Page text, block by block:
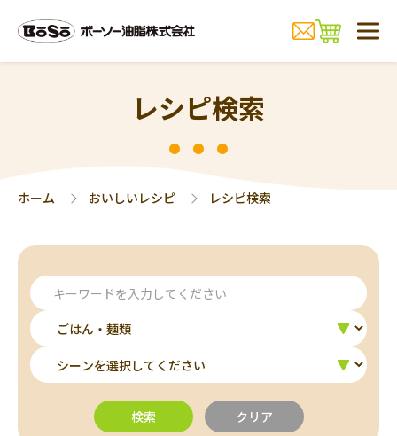
レシピ検索
ホーム おいしいレシピ レシピ検索